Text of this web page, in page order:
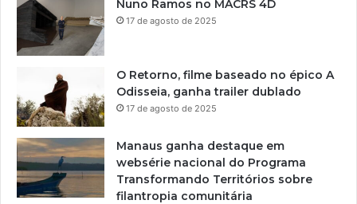
Nuno Ramos no MACRS 4D
17 de agosto de 2025
O Retorno, filme baseado no épico A
Odisseia, ganha trailer dublado
17 de agosto de 2025
Manaus ganha destaque em
websérie nacional do Programa
Transformando Territórios sobre
filantropia comunitária